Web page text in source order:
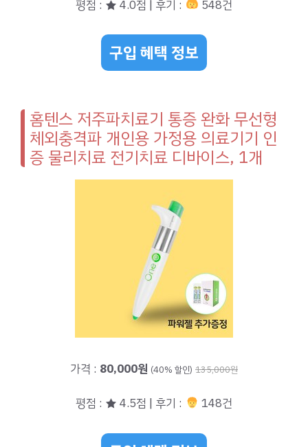
평점 : ★ 4.0점 | 후기 : 548건
구입 혜택 정보
홈텐스 저주파치료기 통증 완화 무선형
체외충격파 개인용 가정용 의료기기 인
증 물리치료 전기치료 디바이스, 1개
가격 : 80,000원 (40% 할인) 135,000원
평점 : ★ 4.5점 | 후기 : 148건